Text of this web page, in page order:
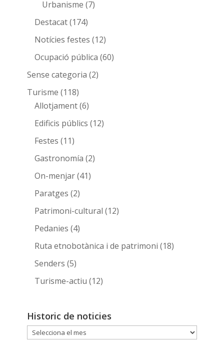
Urbanisme (7)
Destacat(174)
Notícies festes (12)
Ocupació pública (60)
Sense categoria (2)
Turisme (118)
Allotjament(6)
Edificis públics (12)
Festes (11)
Gastronomía (2)
On-menjar(41)
Paratges (2)
Patrimoni-cultural (12)
Pedanies (4)
Ruta etnobotànica i de patrimoni (18)
Senders (5)
Turisme-actiu (12)
Historic de noticies
Historic